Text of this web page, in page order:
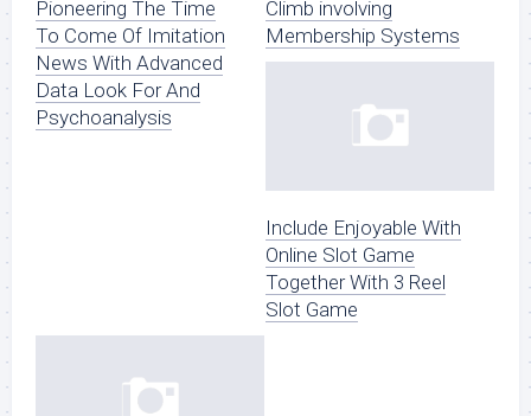
Pioneering The Time
To Come Of Imitation
News With Advanced
Data Look For And
Psychoanalysis
Climb involving
Membership Systems
Include Enjoyable With
Online Slot Game
Together With 3 Reel
Slot Game